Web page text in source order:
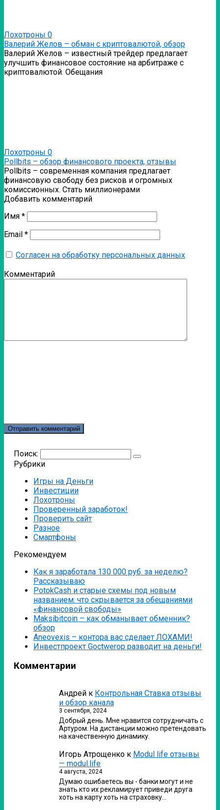
Лохотроны 0
Валерий Желов – обман с криптовалютой, обзор
Валерий Желов – известный трейдер предлагает
улучшить финансовое состояние на арбитраже с
криптовалютой. Обещания
Лохотроны 0
Pollbits – обзор финансового проекта, отзывы
Pollbits – современная компания предлагает
финансовую свободу без рисков и огромных
комиссионных. Стать миллионерами
Добавить комментарий
Имя *
Email *
Согласен на обработку персональных данных
Комментарий
Поиск:
Рубрики
Игры на Деньги
Инвестиции
Лохотроны
Проверенный заработок!
Проверить сайт
Разное
Смартфоны
Рекомендуем
Как я заработала 130 000 руб. за неделю?
Рассказываю
PotokCash и старые схемы под новым
названием: что скрывается за обещаниями
«финансовой свободы»
Мaksibitcoin – как обманывает обменник?
обзор
Аneovexis – контора вас сделает ЛОХАМИ!
Инвестпроект Goctwerop разводит на деньги!
Комментарии
Андрей к Контрольная Ставка отзывы
и обзор канала
3 сентября, 2024
Добрый день. Мне нравится сотрудничать с
Артуром. На дистанции можно претендовать
на качественную динамику.
Игорь Атрощенко к Modul life отзывы
— modul.life
4 августа, 2024
Думаю ошибаетесь вы - банки могут и не
знать кто их рекламирует приведи друга
хоть на карту хоть на страховку…